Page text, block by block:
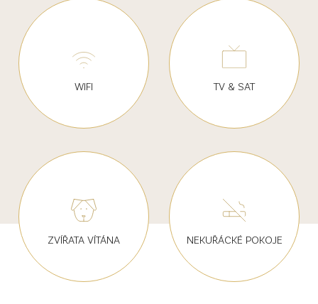
WIFI TV & SAT
ZVÍŘATA VÍTÁNA NEKUŘÁCKÉ POKOJE